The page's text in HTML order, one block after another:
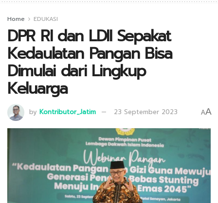
Home EDUKASI
DPR RI dan LDII Sepakat
Kedaulatan Pangan Bisa
Dimulai dari Lingkup
Keluarga
by Kontributor_Jatim 23 September 2023 AA